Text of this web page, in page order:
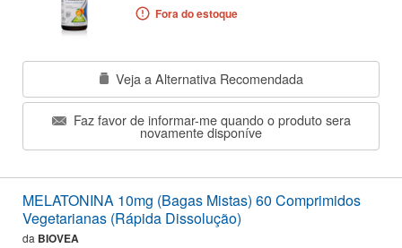
Fora do estoque
Veja a Alternativa Recomendada
Faz favor de informar-me quando o produto sera
novamente disponíve
MELATONINA 10mg (Bagas Mistas) 60 Comprimidos
Vegetarianas (Rápida Dissolução)
da BIOVEA